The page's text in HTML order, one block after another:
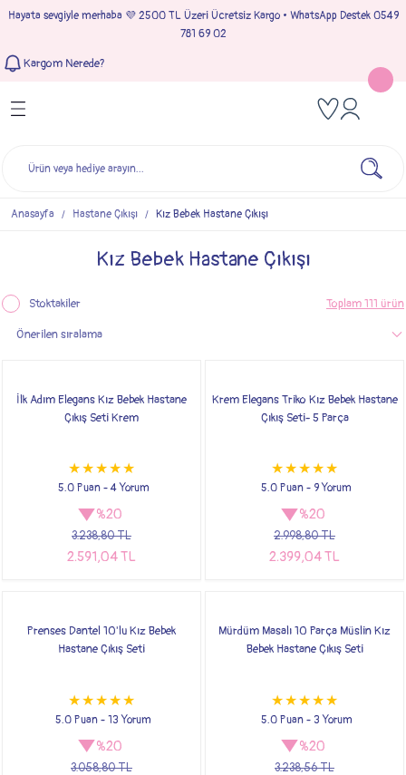
Hayata sevgiyle merhaba 💜 2500 TL Üzeri Ücretsiz Kargo • WhatsApp Destek 0549
781 69 02
Kargom Nerede?
Geri Dön
Geri Dön
Geri Dön
Geri Dön
Anasayfa Hastane Çıkışı Kız Bebek Hastane Çıkışı
Kız Bebek Hastane Çıkışı
Stoktakiler Toplam 111 ürün
İlk Adım Elegans Kız Bebek Hastane
Çıkış Seti Krem
5.0 Puan - 4 Yorum
%20
3.238,80 TL
2.591,04 TL
Krem Elegans Triko Kız Bebek Hastane
Çıkış Seti- 5 Parça
5.0 Puan - 9 Yorum
%20
2.998,80 TL
2.399,04 TL
Prenses Dantel 10'lu Kız Bebek
Hastane Çıkış Seti
5.0 Puan - 13 Yorum
%20
3.058,80 TL
Mürdüm Masalı 10 Parça Müslin Kız
Bebek Hastane Çıkış Seti
5.0 Puan - 3 Yorum
%20
3.238,56 TL